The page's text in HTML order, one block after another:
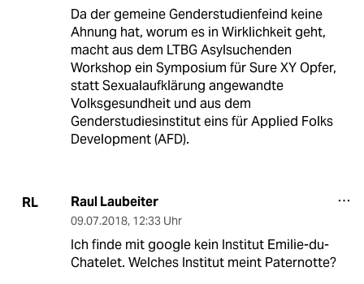
Da der gemeine Genderstudienfeind keine
Ahnung hat, worum es in Wirklichkeit geht,
macht aus dem LTBG Asylsuchenden
Workshop ein Symposium für Sure XY Opfer,
statt Sexualaufklärung angewandte
Volksgesundheit und aus dem
Genderstudiesinstitut eins für Applied Folks
Development (AFD).
RL Raul Laubeiter
09.07.2018, 12:33 Uhr
Ich finde mit google kein Institut Emilie-du-
Chatelet. Welches Institut meint Paternotte?